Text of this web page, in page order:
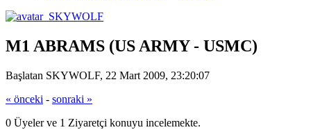
M1 ABRAMS (US ARMY - USMC)
Başlatan SKYWOLF, 22 Mart 2009, 23:20:07
« önceki - sonraki »
0 Üyeler ve 1 Ziyaretçi konuyu incelemekte.